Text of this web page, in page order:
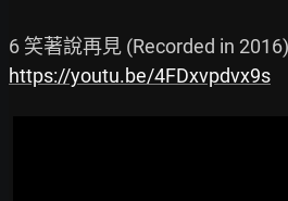
https://youtu.be/4FDxvpdvx9s